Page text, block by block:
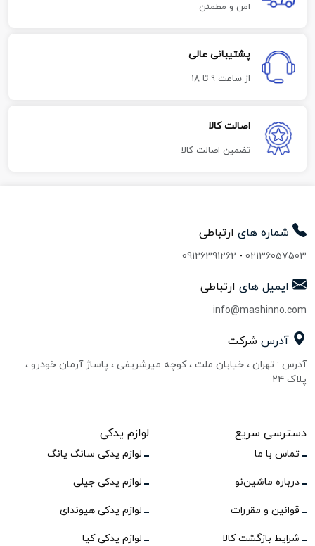
امن و مطمئن
پشتیبانی عالی
از ساعت 9 تا 18
اصالت کالا
تضمین اصالت کالا
شماره های ارتباطی
02136057503
-
09126391262
ایمیل های ارتباطی
info@mashinno.com
آدرس شرکت
آدرس : تهران ، خیابان ملت ، کوچه میرشریفی ، پاساژ آرمان خودرو ،
پلاک ۲۴
دسترسی سریع
تماس با ما
درباره ماشین‌نو
قوانین و مقررات
شرایط بازگشت کالا
لوازم یدکی
لوازم یدکی سانگ یانگ
لوازم یدکی جیلی
لوازم یدکی هیوندای
لوازم یدکی کیا